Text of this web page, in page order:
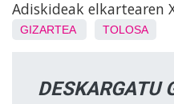
Adiskideak elkartearen
GIZARTEA TOLOSA
DESKARGATU